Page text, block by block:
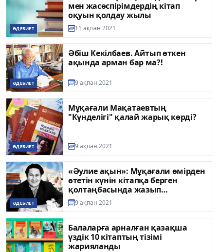
ӘДЕБИЕТ
мен жасөспірімдердің кітап
оқуын қолдау жылы
11 ақпан 2021
ӘДЕБИЕТ
Әбіш Кекілбаев. Айтып өткен
ақында арман бар ма?!
9 ақпан 2021
ӘДЕБИЕТ
Мұқағали Мақатаевтың
"Күнделігі" қалай жарық көрді?
9 ақпан 2021
ӘДЕБИЕТ
«Әулие ақын»: Мұқағали өмірден
өтетін күнін кітапқа берген
қолтаңбасында жазып
қалдырған
9 ақпан 2021
Балаларға арналған қазақша
үздік 10 кітаптың тізімі
жарияланды